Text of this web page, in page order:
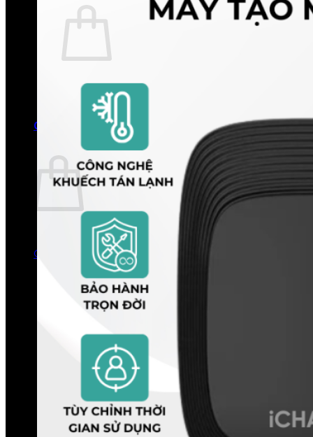
Quay trở lại cửa hàng
0
Giỏ hàng
Chưa có sản phẩm trong giỏ hàng.
Quay trở lại cửa hàng